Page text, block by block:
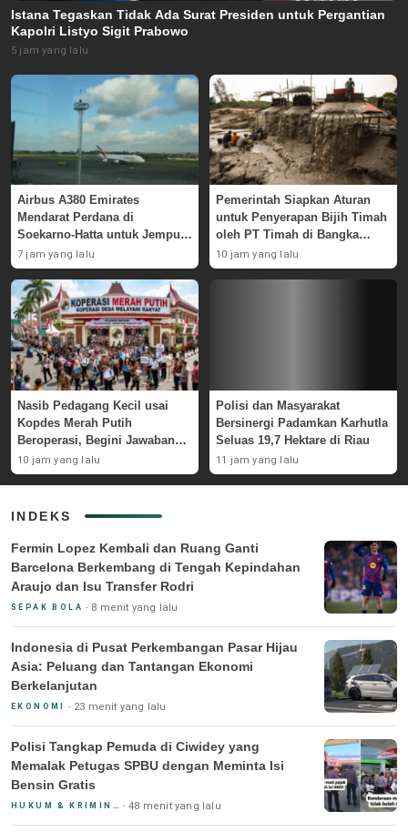
Istana Tegaskan Tidak Ada Surat Presiden untuk Pergantian
Kapolri Listyo Sigit Prabowo
5 jam yang lalu
Airbus A380 Emirates
Mendarat Perdana di
Soekarno-Hatta untuk Jemput
Skuad AC Milan
7 jam yang lalu
Pemerintah Siapkan Aturan
untuk Penyerapan Bijih Timah
oleh PT Timah di Bangka
Belitung
10 jam yang lalu
Nasib Pedagang Kecil usai
Kopdes Merah Putih
Beroperasi, Begini Jawaban
Pemerintah
10 jam yang lalu
Polisi dan Masyarakat
Bersinergi Padamkan Karhutla
Seluas 19,7 Hektare di Riau
11 jam yang lalu
INDEKS
Fermin Lopez Kembali dan Ruang Ganti
Barcelona Berkembang di Tengah Kepindahan
Araujo dan Isu Transfer Rodri
SEPAK BOLA 8 menit yang lalu
Indonesia di Pusat Perkembangan Pasar Hijau
Asia: Peluang dan Tantangan Ekonomi
Berkelanjutan
EKONOMI 23 menit yang lalu
Polisi Tangkap Pemuda di Ciwidey yang
Memalak Petugas SPBU dengan Meminta Isi
Bensin Gratis
48 menit yang lalu